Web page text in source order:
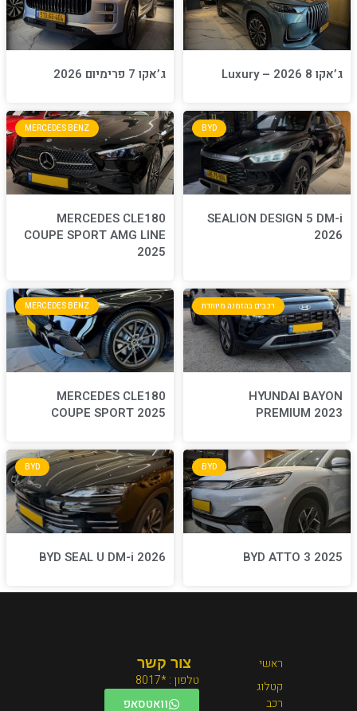
ג’אקו 7 פרימיום 2026
BYD
MERCEDES BENZ
MERCEDES CLE180
COUPE SPORT AMG LINE
MERCEDES BENZ
MERCEDES CLE180
COUPE SPORT 2025
BYD
BYD
BYD SEAL U DM-i 2026
צור קשר
וואטסאפ